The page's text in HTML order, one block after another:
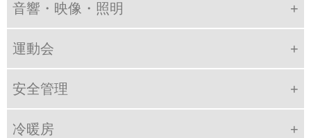
音響・映像・照明
運動会
安全管理
冷暖房